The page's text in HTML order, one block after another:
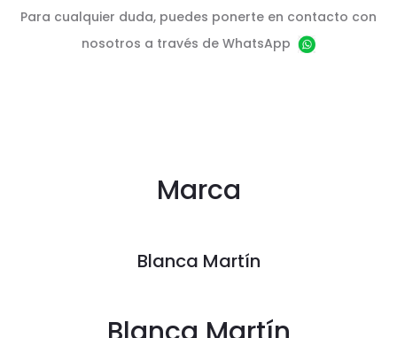
Para cualquier duda, puedes ponerte en contacto con
nosotros a través de WhatsApp
Marca
Blanca Martín